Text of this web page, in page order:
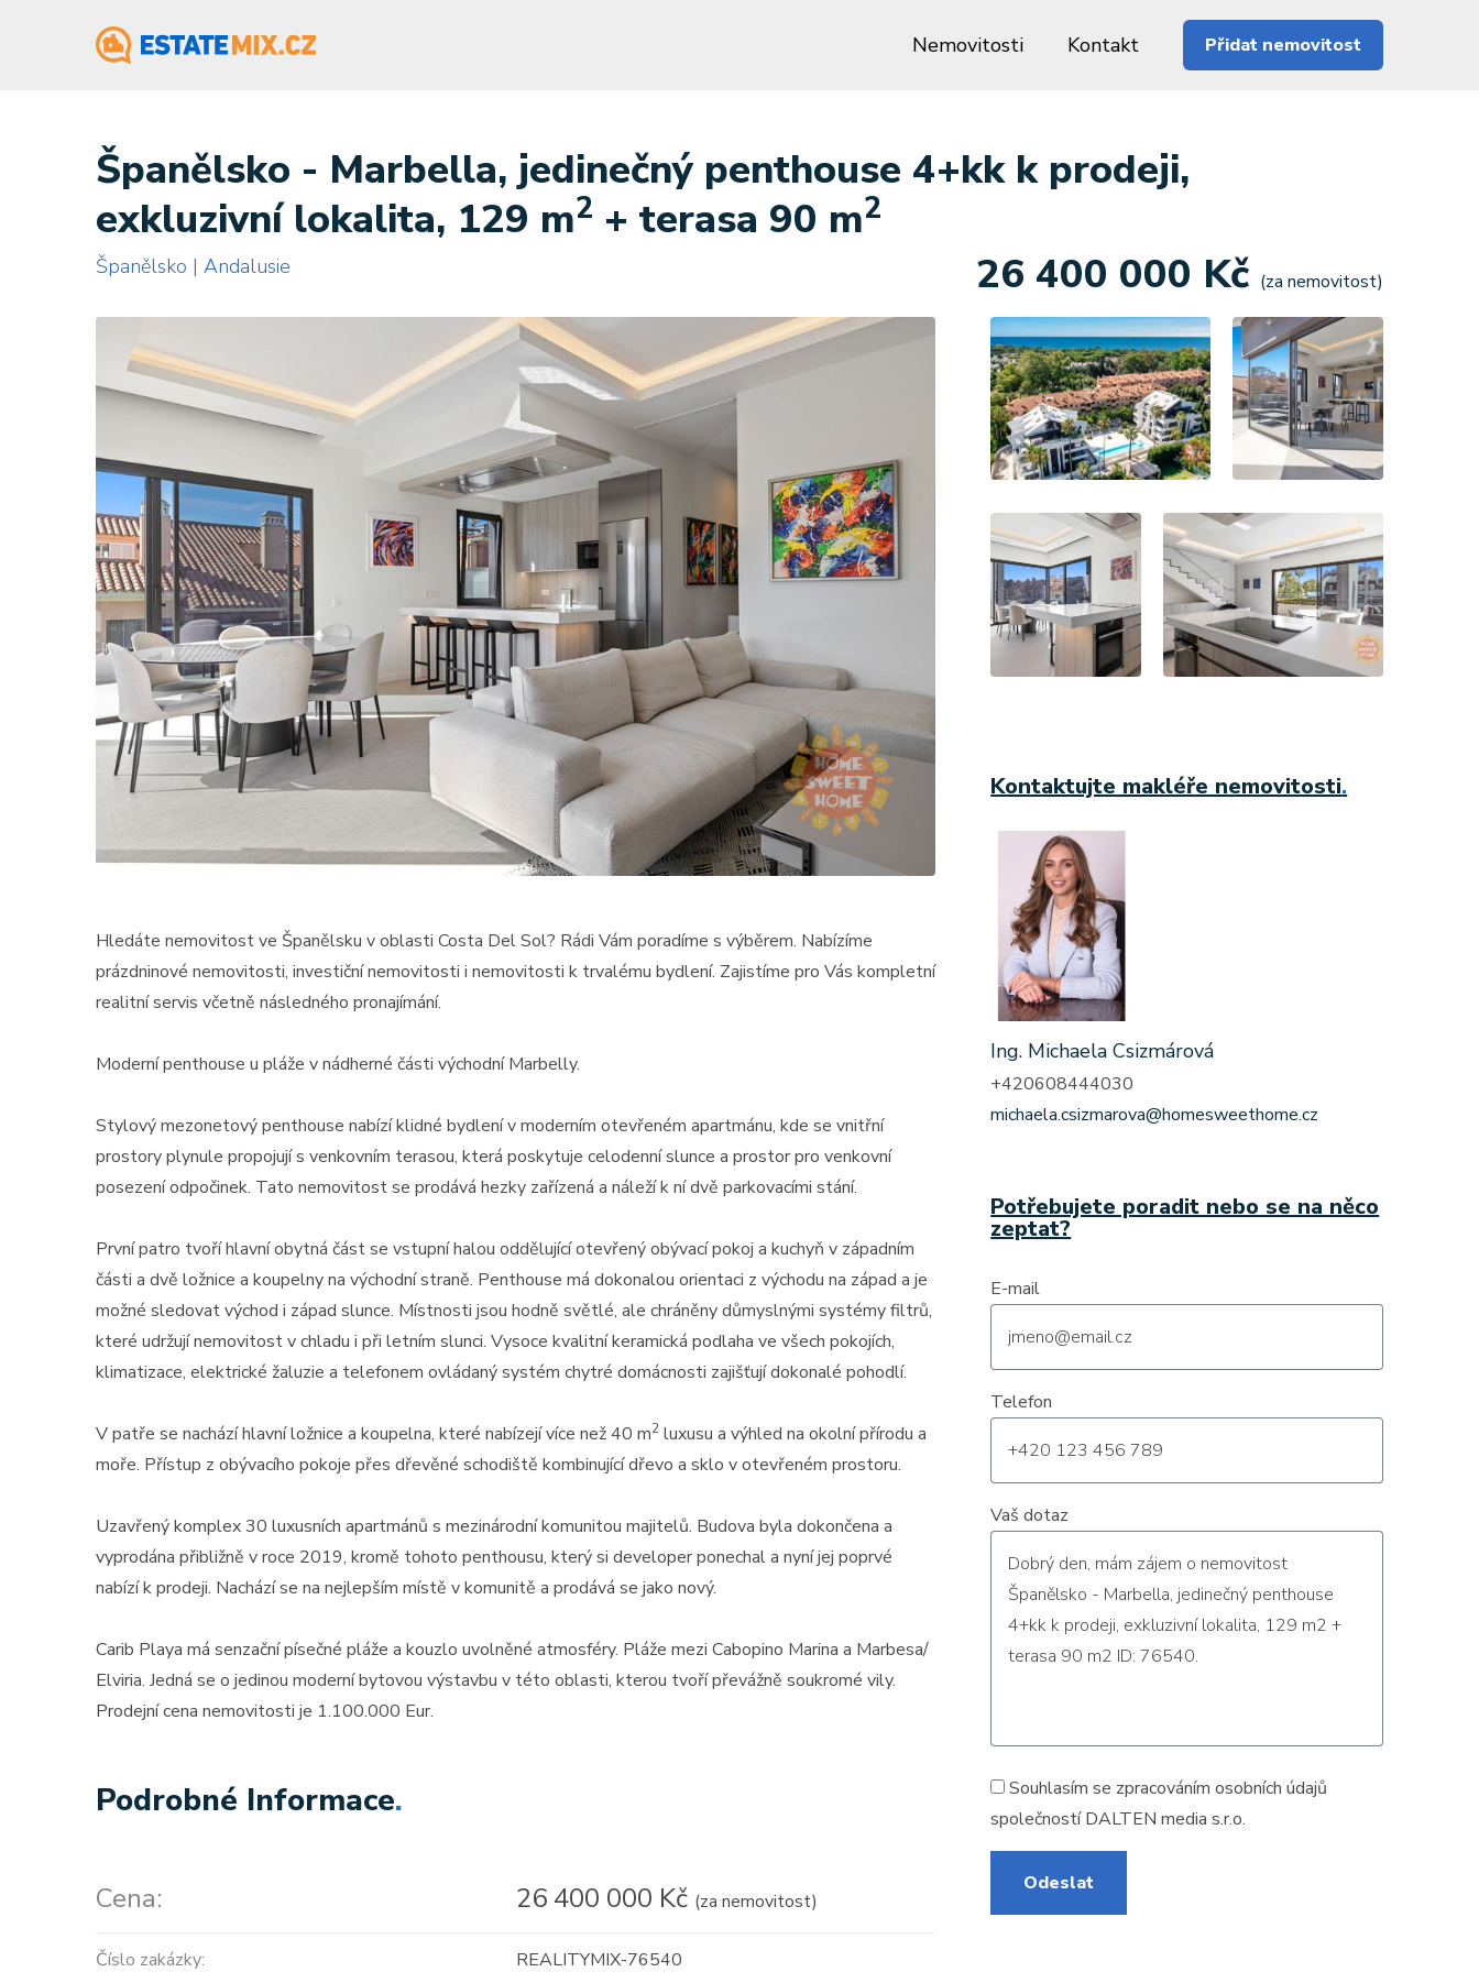
Nemovitosti Kontakt Přidat nemovitost
Španělsko - Marbella, jedinečný penthouse 4+kk k prodeji,
exkluzivní lokalita, 129 m2 + terasa 90 m2
Španělsko | Andalusie 26 400 000 Kč (za nemovitost)
Hledáte nemovitost ve Španělsku v oblasti Costa Del Sol? Rádi Vám poradíme s výběrem. Nabízíme
prázdninové nemovitosti, investiční nemovitosti i nemovitosti k trvalému bydlení. Zajistíme pro Vás kompletní
realitní servis včetně následného pronajímání.
Moderní penthouse u pláže v nádherné části východní Marbelly.
Stylový mezonetový penthouse nabízí klidné bydlení v moderním otevřeném apartmánu, kde se vnitřní
prostory plynule propojují s venkovním terasou, která poskytuje celodenní slunce a prostor pro venkovní
posezení odpočinek. Tato nemovitost se prodává hezky zařízená a náleží k ní dvě parkovacími stání.
První patro tvoří hlavní obytná část se vstupní halou oddělující otevřený obývací pokoj a kuchyň v západním
části a dvě ložnice a koupelny na východní straně. Penthouse má dokonalou orientaci z východu na západ a je
možné sledovat východ i západ slunce. Místnosti jsou hodně světlé, ale chráněny důmyslnými systémy filtrů,
které udržují nemovitost v chladu i při letním slunci. Vysoce kvalitní keramická podlaha ve všech pokojích,
klimatizace, elektrické žaluzie a telefonem ovládaný systém chytré domácnosti zajišťují dokonalé pohodlí.
V patře se nachází hlavní ložnice a koupelna, které nabízejí více než 40 m2 luxusu a výhled na okolní přírodu a
moře. Přístup z obývacího pokoje přes dřevěné schodiště kombinující dřevo a sklo v otevřeném prostoru.
Uzavřený komplex 30 luxusních apartmánů s mezinárodní komunitou majitelů. Budova byla dokončena a
vyprodána přibližně v roce 2019, kromě tohoto penthousu, který si developer ponechal a nyní jej poprvé
nabízí k prodeji. Nachází se na nejlepším místě v komunitě a prodává se jako nový.
Carib Playa má senzační písečné pláže a kouzlo uvolněné atmosféry. Pláže mezi Cabopino Marina a Marbesa/
Elviria. Jedná se o jedinou moderní bytovou výstavbu v této oblasti, kterou tvoří převážně soukromé vily.
Prodejní cena nemovitosti je 1.100.000 Eur.
Podrobné Informace.
Cena: 26 400 000 Kč (za nemovitost)
Číslo zakázky: REALITYMIX-76540
Kontaktujte makléře nemovitosti.
Ing. Michaela Csizmárová
+420608444030
michaela.csizmarova@homesweethome.cz
Potřebujete poradit nebo se na něco
zeptat?
E-mail
Telefon
Vaš dotaz
Souhlasím se zpracovánímosobních údajů
společností DALTEN media s.r.o.
Odeslat